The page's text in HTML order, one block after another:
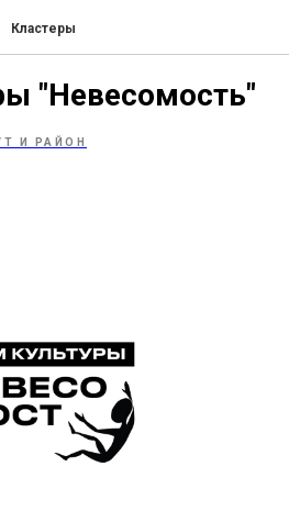
Кластеры
"Невесомость"
И РАЙОН